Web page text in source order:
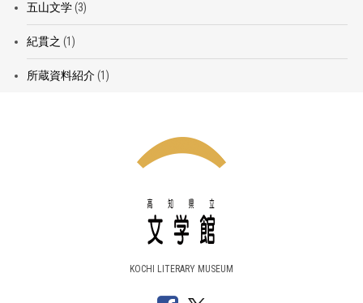
五山文学(3)
紀貫之 (1)
所蔵資料紹介(1)
KOCHI LITERARY MUSEUM